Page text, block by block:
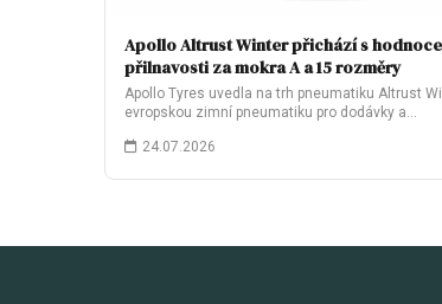
Apollo Altrust Winter přichází s
přilnavosti za mokra A a 15 rozměry
Apollo Tyres uvedla na trh pneumatiku Altrust
evropskou zimní pneumatiku pro dodávky a…
24.07.2026